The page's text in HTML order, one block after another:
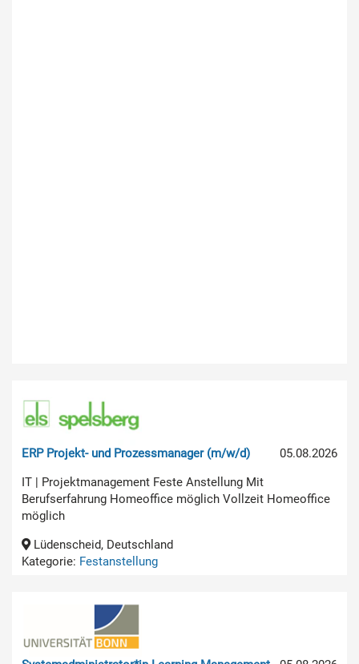
05.08.2026
ERP Projekt- und Prozessmanager (m/w/d)
IT | Projektmanagement Feste Anstellung Mit
Berufserfahrung Homeoffice möglich Vollzeit Homeoffice
möglich
Lüdenscheid, Deutschland
Kategorie: Festanstellung